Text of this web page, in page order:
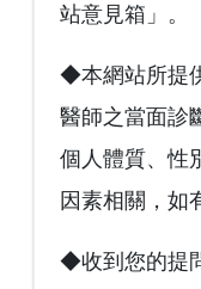
站意見箱」。
◆本網站所提
醫師之當面診
個人體質、性
因素相關，如
◆收到您的提